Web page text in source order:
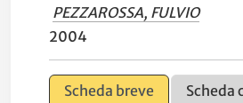
PEZZAROSSA, FULVIO
2004
Scheda breve
Scheda